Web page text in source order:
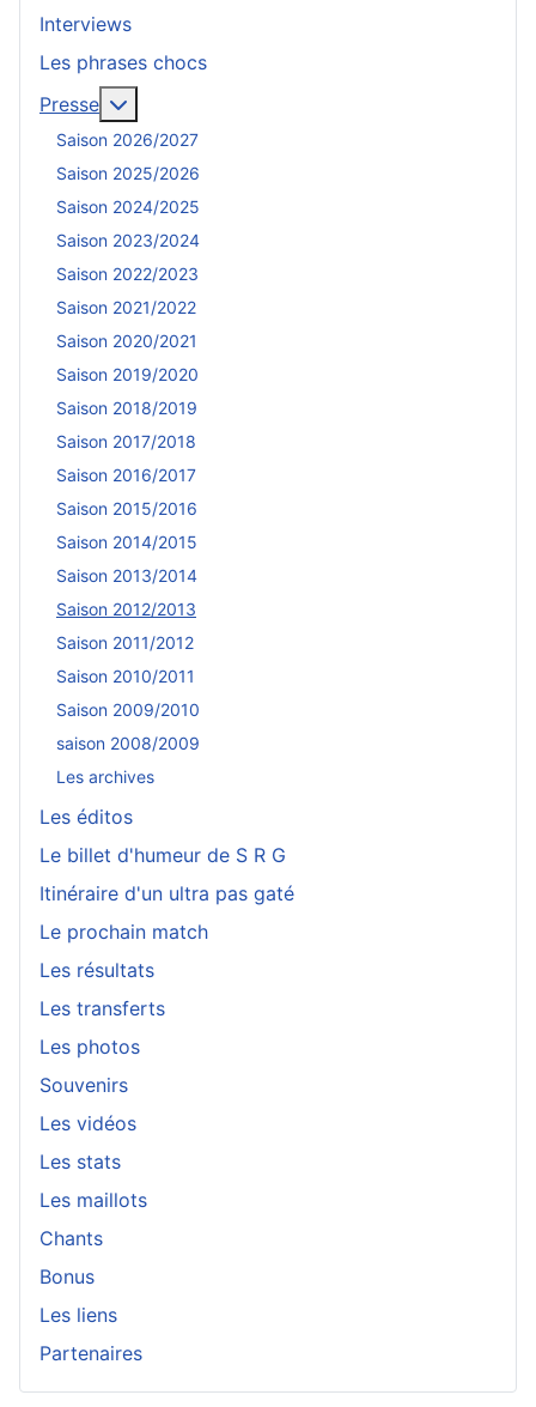
Interviews
Les phrases chocs
Presse
Saison 2026/2027
Saison 2025/2026
Saison 2024/2025
Saison 2023/2024
Saison 2022/2023
Saison 2021/2022
Saison 2020/2021
Saison 2019/2020
Saison 2018/2019
Saison 2017/2018
Saison 2016/2017
Saison 2015/2016
Saison 2014/2015
Saison 2013/2014
Saison 2012/2013
Saison 2011/2012
Saison 2010/2011
Saison 2009/2010
saison 2008/2009
Les archives
Les éditos
Le billet d'humeur de S R G
Itinéraire d'un ultra pas gaté
Le prochain match
Les résultats
Les transferts
Les photos
Souvenirs
Les vidéos
Les stats
Les maillots
Chants
Bonus
Les liens
Partenaires